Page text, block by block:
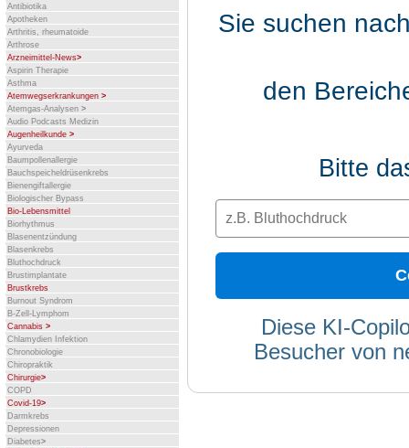
Antibiotika
Apotheken
Arthritis, rheumatoide
Arthrose
Arzneimittel-News>
Aspirin Therapie
Asthma
Atemwegserkrankungen >
Atemgas-Analysen >
Audio Podcasts Medizin
Augenheilkunde >
Ayurveda
Baumpollenallergie
Bauchspeicheldrüsenkrebs
Bienengiftallergie
Biologischer Bypass
Bio-Lebensmittel
Biorhythmus
Blasenentzündung
Blasenkrebs
Bluthochdruck
Brustimplantate
Brustkrebs
Burnout Syndrom
B-Zell-Lymphom
Cannabis >
Chlamydien Infektion
Chronobiologie
Chiropraktik
Chirurgie>
COPD
Covid-19>
Darmkrebs
Depressionen
Diabetes>
Sie suchen
den
Bitte
Diese KI-
Besucher von